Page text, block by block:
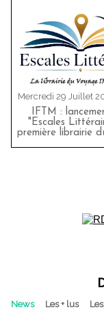
Mercredi 29 Juillet
IFTM :
"Escales
première librairie
News Les + lus